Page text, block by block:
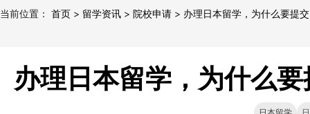
当前位置： 首页 > 留学资讯 > 院校申请 > 办理日本留学，为什么要提
办理日本留学，为什么